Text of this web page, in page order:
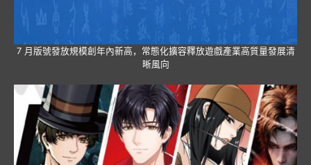
7 月版號發放規模創年內新高，常態化擴容釋放遊戲產業高質量發展清
晰風向